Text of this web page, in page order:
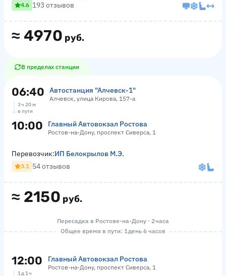
≈ 4970 руб.
4.6 193 отзывов
В пределах станции
06:40 Автостанция "Алчевск-1"
Алчевск, улица Кирова, 157-а
3 ч 20 м
в пути
10:00 Главный Автовокзал Ростова
Ростов-на-Дону, проспект Сиверса, 1
≈ 2150 руб.
Перевозчик:ИП Белокрылов М.Э.
3.1 54 отзывов
Пересадка в Ростове-на-Дону · 2 часа
Общее время в пути: 1 день 6 часов
12:00 Главный Автовокзал Ростова
Ростов-на-Дону, проспект Сиверса, 1
1 д 1 ч